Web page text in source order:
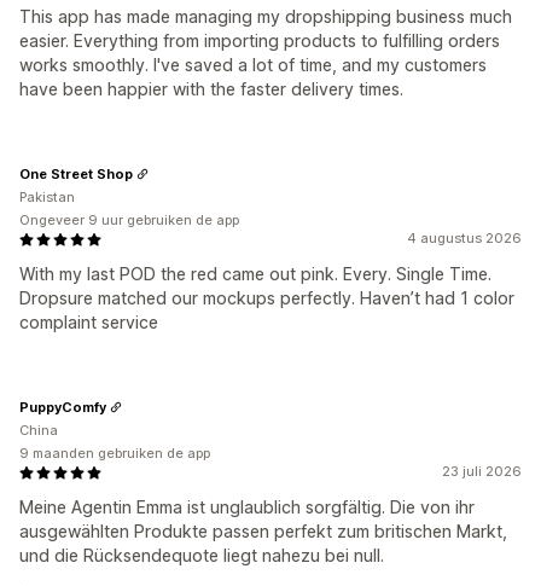
This app has made managing my dropshipping business much
easier. Everything from importing products to fulfilling orders
works smoothly. I've saved a lot of time, and my customers
have been happier with the faster delivery times.
4 augustus 2026
With my last POD the red came out pink. Every. Single Time.
Dropsure matched our mockups perfectly. Haven’t had 1 color
complaint service
One Street Shop
Pakistan
Ongeveer 9 uur gebruiken de app
23 juli 2026
Meine Agentin Emma ist unglaublich sorgfältig. Die von ihr
ausgewählten Produkte passen perfekt zum britischen Markt,
und die Rücksendequote liegt nahezu bei null.
PuppyComfy
China
9 maanden gebruiken de app